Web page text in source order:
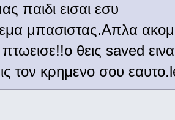
παιδι εισαι εσυ
μπασιστας.Απλα
θεις saved
τον κρημενο σου